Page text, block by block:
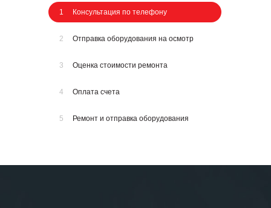
1 Консультация по телефону
2 Отправка оборудования на осмотр
3 Оценка стоимости ремонта
4 Оплата счета
5 Ремонт и отправка оборудования